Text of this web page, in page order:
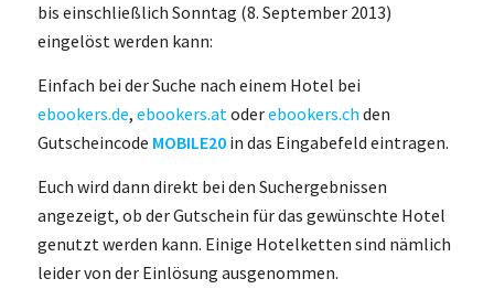
bis einschließlich Sonntag (8. September 2013)
eingelöst werden kann:
Einfach bei der Suche nach einem Hotel bei
ebookers.de, ebookers.atoderebookers.ch den
Gutscheincode MOBILE20in das Eingabefeld eintragen.
Euch wird dann direkt bei den Suchergebnissen
angezeigt, ob der Gutschein für das gewünschte Hotel
genutzt werden kann. Einige Hotelketten sind nämlich
leider von der Einlösung ausgenommen.